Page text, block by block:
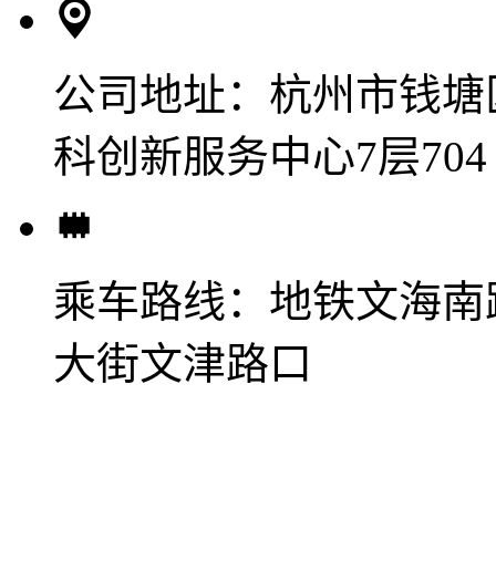
公司地址： 杭州市钱
科创新服务中心7层704
乘车路线： 地铁文海
大街文津路口